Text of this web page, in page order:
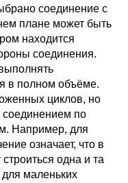
соединение с
плане может быть
находится
соединения.
в полном объёме.
циклов, но
по
Например, для
означает, что в
одна и та
маленьких